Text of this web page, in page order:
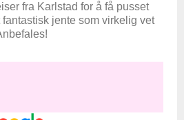
fra Karlstad for å få pusset
jente som virkelig vet